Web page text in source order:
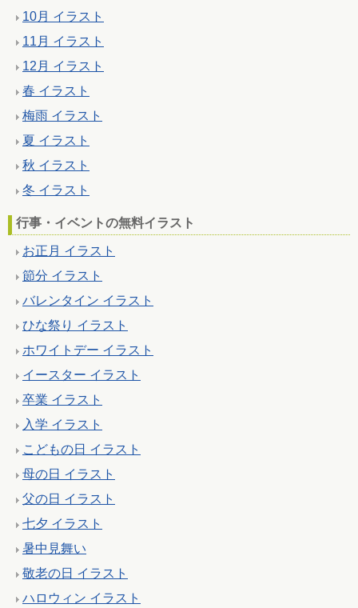
10月 イラスト
11月 イラスト
12月 イラスト
春 イラスト
梅雨 イラスト
夏 イラスト
秋 イラスト
冬 イラスト
行事・イベントの無料イラスト
お正月 イラスト
節分 イラスト
バレンタイン イラスト
ひな祭り イラスト
ホワイトデー イラスト
イースター イラスト
卒業 イラスト
入学 イラスト
こどもの日 イラスト
母の日 イラスト
父の日 イラスト
七夕 イラスト
暑中見舞い
敬老の日 イラスト
ハロウィン イラスト